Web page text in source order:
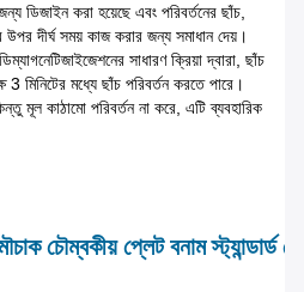
ডিজাইন করা হয়েছে এবং পরিবর্তনের ছাঁচ,
দীর্ঘ সময় কাজ করার জন্য সমাধান দেয়।
সাধারণ ক্রিয়া দ্বারা, ছাঁচ
মিনিটের মধ্যে ছাঁচ পরিবর্তন করতে পারে।
মূল কাঠামো পরিবর্তন না করে, এটি ব্যবহারিক
চৌম্বকীয় প্লেট বনাম স্ট্যান্ডার্ড